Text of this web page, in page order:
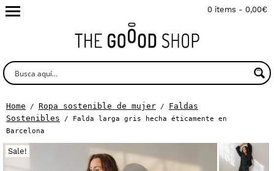
0 items - 0,00€
Home / Ropa sostenible de mujer / Faldas
Sostenibles / Falda larga gris hecha éticamente en
Barcelona
Sale!